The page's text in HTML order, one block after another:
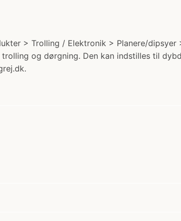
> Trolling / Elektronik > Planere/
og dørgning. Den kan indstilles til